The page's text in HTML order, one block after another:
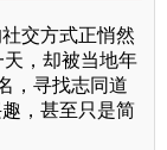
交方式正悄然
，却被当地年
，寻找志同道
，甚至只是简